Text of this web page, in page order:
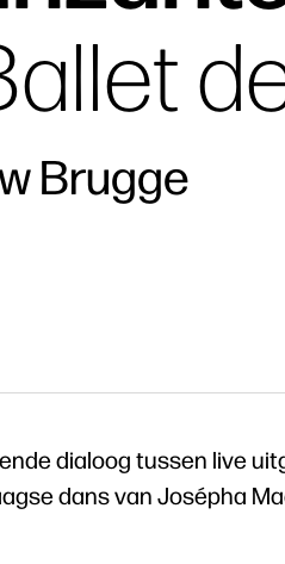
Brugge
dialoog tussen live
dans van Josépha